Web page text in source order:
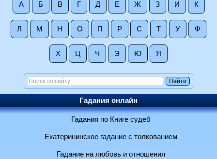
А Б В Г Д Е Ж З И К
Л М Н О П Р С Т У Ф
Х Ц Ч Э Ю Я
Гадания онлайн
Гадания по Книге судеб
Екатерининское гадание с толкованием
Гадание на любовь и отношения